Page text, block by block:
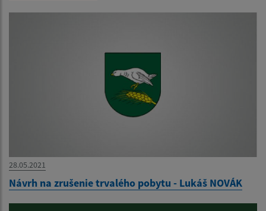
28.05.2021
Návrh na zrušenie trvalého pobytu - Lukáš NOVÁK